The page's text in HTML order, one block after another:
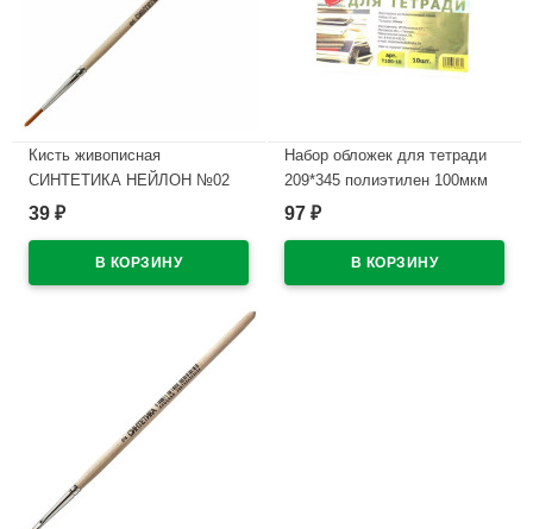
Кисть живописная
СИНТЕТИКА НЕЙЛОН №02
круглая
39 ₽
Набор обложек для тетради
209*345 полиэтилен 100мкм
10 штук в наборе арт Т100-10
97 ₽